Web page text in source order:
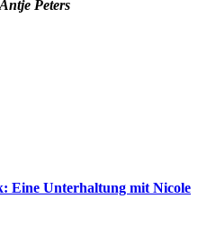
Peters
Eine Unterhaltung mit Nicole